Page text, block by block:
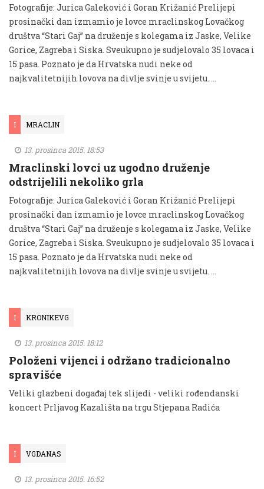
Fotografije: Jurica Galeković i Goran Križanić Prelijepi
prosinački dan izmamio je lovce mraclinskog Lovačkog
društva “Stari Gaj” na druženje s kolegama iz Jaske, Velike
Gorice, Zagreba i Siska. Sveukupno je sudjelovalo 35 lovaca i
15 pasa. Poznato je da Hrvatska nudi neke od
najkvalitetnijih lovova na divlje svinje u svijetu. …
I MRACLIN
13. prosinca 2015. 18:53
Mraclinski lovci uz ugodno druženje
odstrijelili nekoliko grla
Fotografije: Jurica Galeković i Goran Križanić Prelijepi
prosinački dan izmamio je lovce mraclinskog Lovačkog
društva “Stari Gaj” na druženje s kolegama iz Jaske, Velike
Gorice, Zagreba i Siska. Sveukupno je sudjelovalo 35 lovaca i
15 pasa. Poznato je da Hrvatska nudi neke od
najkvalitetnijih lovova na divlje svinje u svijetu. …
I KRONIKEVG
13. prosinca 2015. 18:12
Položeni vijenci i održano tradicionalno
spravišće
Veliki glazbeni događaj tek slijedi - veliki rođendanski
koncert Prljavog Kazališta na trgu Stjepana Radića
I VGDANAS
13. prosinca 2015. 16:52